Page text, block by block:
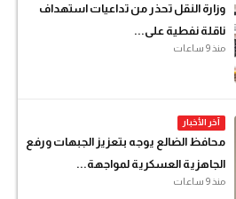
وزارة النقل تحذر من تداعيات استهداف
ناقلة نفطية على...
منذ 9 ساعات
آخر الأخبار
محافظ الضالع يوجه بتعزيز الجبهات ورفع
الجاهزية العسكرية لمواجهة...
منذ 9 ساعات